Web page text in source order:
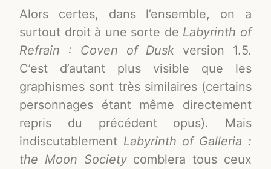
Alors certes, dans l’ensemble, on a
surtout droit à une sorte de Labyrinth of
Refrain : Coven of Dusk version 1.5.
C’est d’autant plus visible que les
graphismes sont très similaires (certains
personnages étant même directement
repris du précédent opus). Mais
indiscutablement Labyrinth of Galleria :
the Moon Societycomblera tous ceux